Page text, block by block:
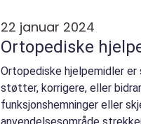
22 januar 2024
Ortopediske
Ortopediske hjelpemidler
støtter, korrigere, eller
funksjonshemninger eller